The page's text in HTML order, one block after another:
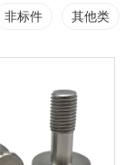
非标件 其他类